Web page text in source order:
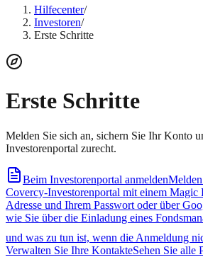
Hilfecenter/
Investoren/
Erste Schritte
Erste Schritte
Melden Sie sich an, sichern Sie Ihr Konto
Investorenportal zurecht.
Beim Investorenportal anmelden
Covercy-Investorenportal mit einem
Adresse und Ihrem Passwort oder über
wie Sie über die Einladung eines
und was zu tun ist, wenn die Anmeldung
Verwalten Sie Ihre KontakteSehen Sie alle